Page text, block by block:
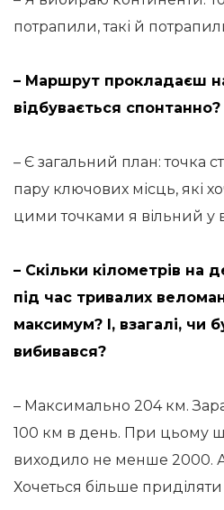
потрапили, такі й
– Маршрут прокладаєш
відбувається спонтанно?
– Є загальний план: точка
пару ключових місць, які
цими точками я вільний у
– Скільки кілометрів на
під час тривалих
максимум? І, взагалі, чи
вибивався?
– Максимально 204 км.
100 км в день. При цьому
виходило не менше 2000.
Хочеться більше приділяти